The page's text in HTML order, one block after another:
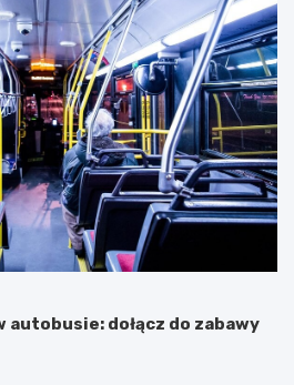
autobusie: dołącz do zabawy